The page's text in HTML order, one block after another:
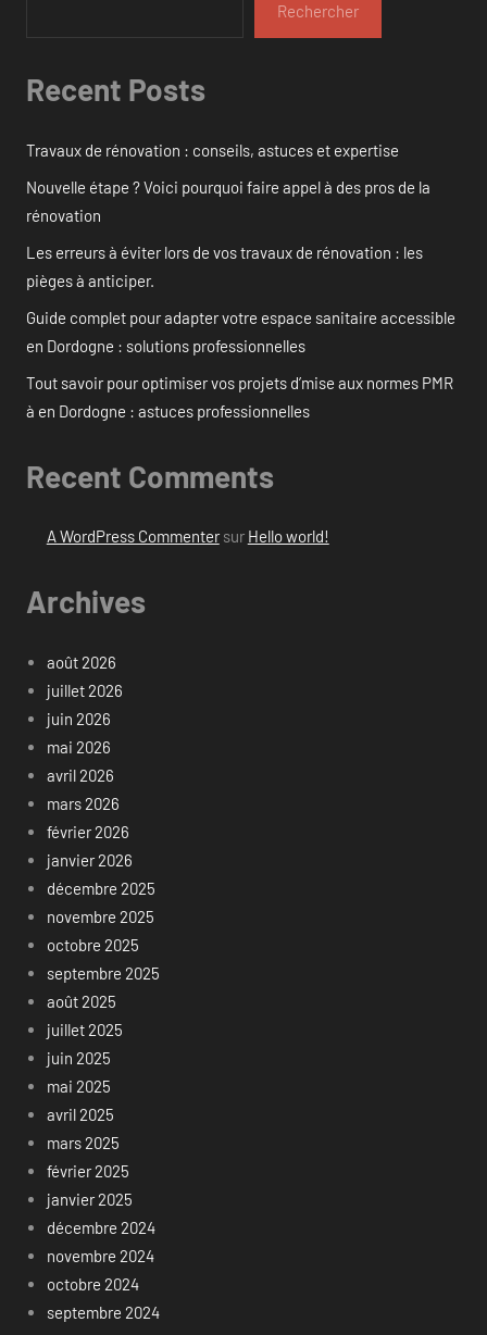
Rechercher
Recent Posts
Travaux de rénovation : conseils, astuces et expertise
Nouvelle étape ? Voici pourquoi faire appel à des pros de la
rénovation
Les erreurs à éviter lors de vos travaux de rénovation : les
pièges à anticiper.
Guide complet pour adapter votre espace sanitaire accessible
en Dordogne : solutions professionnelles
Tout savoir pour optimiser vos projets d’mise aux normes PMR
à en Dordogne : astuces professionnelles
Recent Comments
A WordPress Commentersur Hello world!
Archives
août 2026
juillet 2026
juin 2026
mai 2026
avril 2026
mars 2026
février 2026
janvier 2026
décembre 2025
novembre 2025
octobre 2025
septembre 2025
août 2025
juillet 2025
juin 2025
mai 2025
avril 2025
mars 2025
février 2025
janvier 2025
décembre 2024
novembre 2024
octobre 2024
septembre 2024